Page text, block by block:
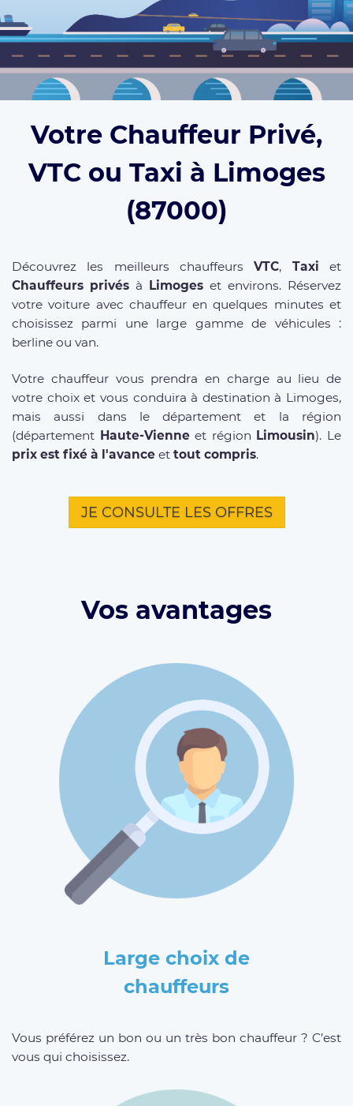
Votre Chauffeur Privé,
VTC ou Taxi à Limoges
(87000)
Découvrez les meilleurs chauffeursVTC, Taxi et
Chauffeurs privés à Limoges et environs. Réservez
votre voiture avec chauffeur en quelques minutes et
choisissez parmi une large gamme de véhicules :
berline ou van.
Votre chauffeur vous prendra en charge au lieu de
votre choix et vous conduira à destination à Limoges,
mais aussi dans le département et la région
(département Haute-Vienneet région Limousin). Le
prix est fixé à l'avance et tout compris.
JE CONSULTE LES OFFRES
Vos avantages
Large choix de
chauffeurs
Vous préférez un bon ou un très bon chauffeur ? C’est
vous qui choisissez.